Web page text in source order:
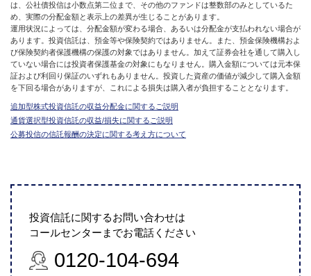
は、公社債投信は小数点第二位まで、その他のファンドは整数部のみとしているた
め、実際の分配金額と表示上の差異が生じることがあります。
運用状況によっては、分配金額が変わる場合、あるいは分配金が支払われない場合が
あります。投資信託は、預金等や保険契約ではありません。また、預金保険機構およ
び保険契約者保護機構の保護の対象ではありません。加えて証券会社を通して購入し
ていない場合には投資者保護基金の対象にもなりません。購入金額については元本保
証および利回り保証のいずれもありません。投資した資産の価値が減少して購入金額
を下回る場合がありますが、これによる損失は購入者が負担することとなります。
追加型株式投資信託の収益分配金に関するご説明
通貨選択型投資信託の収益/損失に関するご説明
公募投信の信託報酬の決定に関する考え方について
投資信託に関するお問い合わせは
コールセンターまでお電話ください
0120-104-694